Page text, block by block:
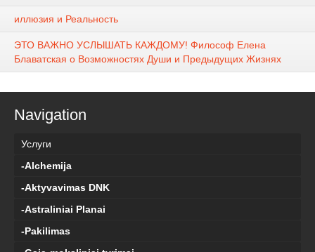
иллюзия и Реальность
ЭТО ВАЖНО УСЛЫШАТЬ КАЖДОМУ! Философ Елена
Блаватская о Возможностях Души и Предыдущих Жизнях
Navigation
Услуги
-Alchemija
-Aktyvavimas DNK
-Astraliniai Planai
-Pakilimas